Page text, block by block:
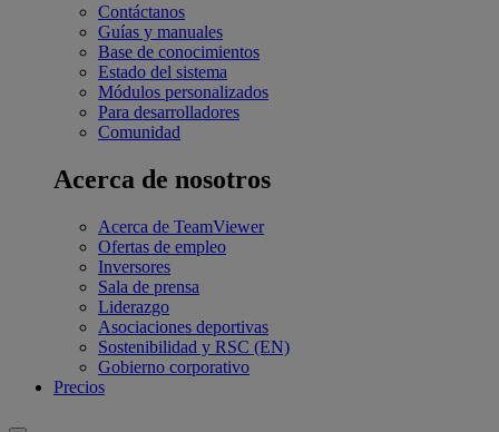
Contáctanos
Guías y manuales
Base de conocimientos
Estado del sistema
Módulos personalizados
Para desarrolladores
Comunidad
Acerca de nosotros
Acerca de TeamViewer
Ofertas de empleo
Inversores
Sala de prensa
Liderazgo
Asociaciones deportivas
Sostenibilidad y RSC (EN)
Gobierno corporativo
Precios